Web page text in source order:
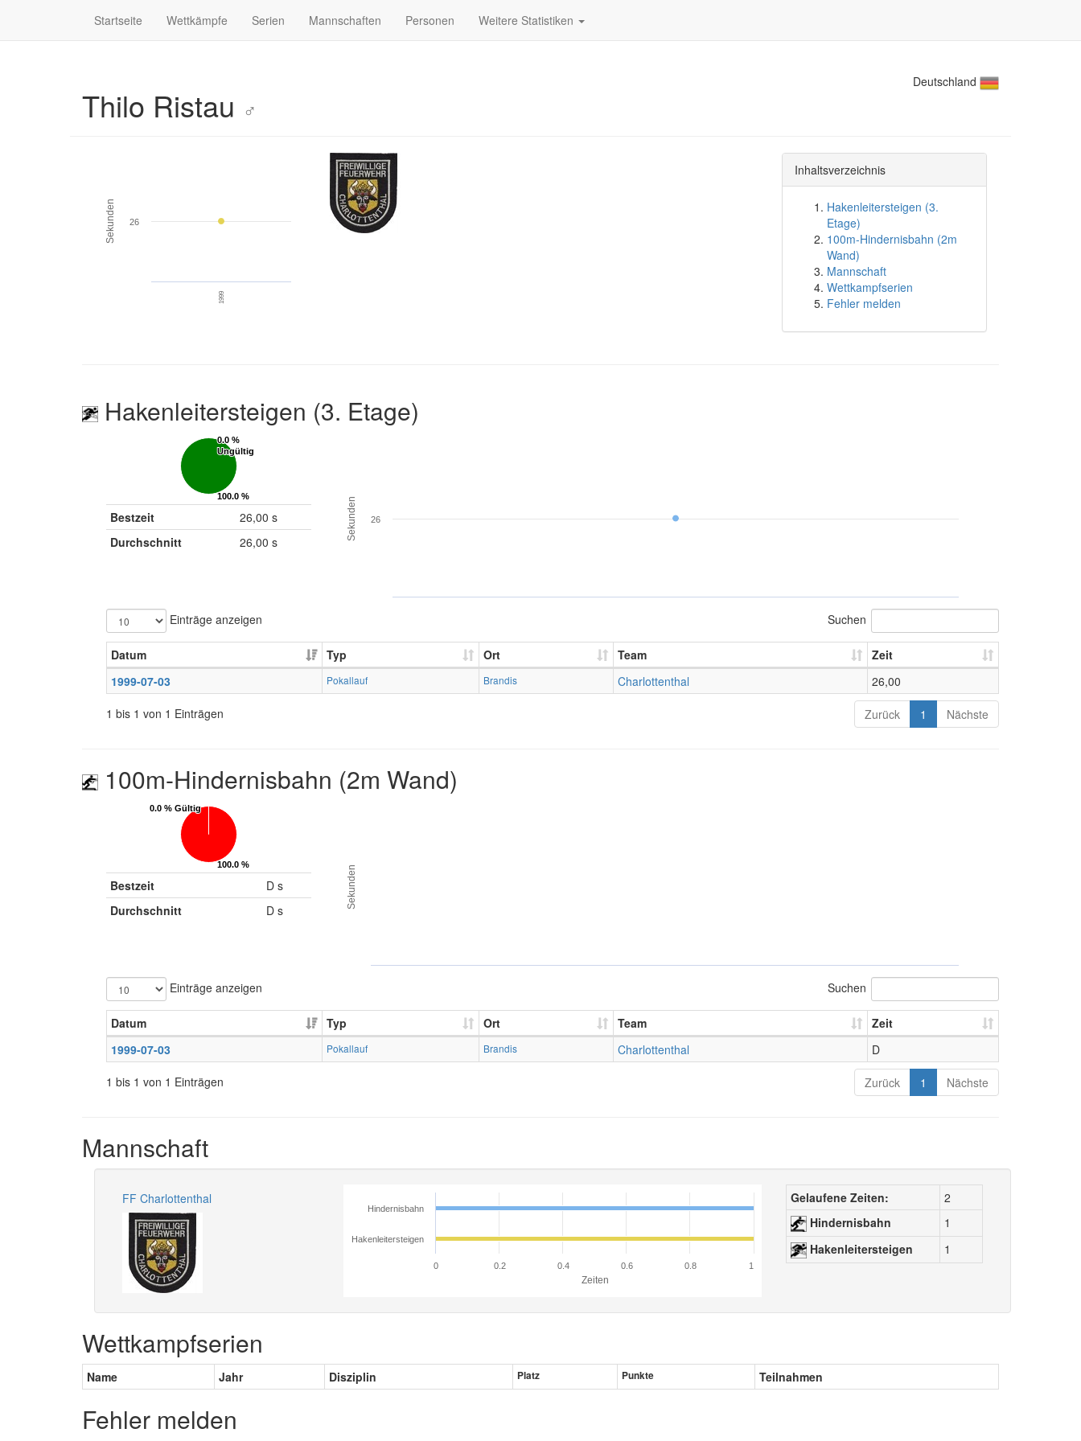
Startseite Wettkämpfe Serien Mannschaften Personen Weitere Statistiken
Deutschland
Thilo Ristau ♂
Sekunden
1999
26
Inhaltsverzeichnis
Hakenleitersteigen (3.
Etage)
100m-Hindernisbahn (2m
Wand)
Mannschaft
Wettkampfserien
Fehler melden
Hakenleitersteigen (3. Etage)
0.0 %
Ungültig
0.0 %
Ungültig
100.0 %
Gültig
100.0 %
Gültig
Bestzeit
26,00 s
Durchschnitt
26,00 s
Sekunden 26
Einträge anzeigen Suchen
Datum Typ Ort Team
Zeit
1999-07-03
Pokallauf Brandis Charlottenthal
26,00
1 bis 1 von 1 Einträgen
Zurück 1 Nächste
100m-Hindernisbahn (2m Wand)
100.0 %
Ungültig
100.0 %
Ungültig
0.0 % Gültig
0.0 % Gültig
Bestzeit
D s
Durchschnitt
D s
Sekunden
Einträge anzeigen Suchen
Datum Typ Ort Team
Zeit
1999-07-03
Pokallauf Brandis Charlottenthal
D
1 bis 1 von 1 Einträgen
Zurück 1 Nächste
Mannschaft
FF Charlottenthal
Zeiten
Hindernisbahn
Hakenleitersteigen
0 0.2 0.4 0.6 0.8 1
Gelaufene Zeiten:
2
Hindernisbahn
1
Hakenleitersteigen
1
Wettkampfserien
Name Jahr Disziplin Platz Punkte Teilnahmen
Fehler melden